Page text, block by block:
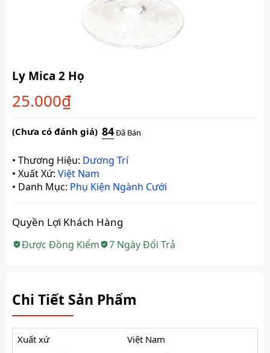
Ly Mica 2 Họ
(Chưa có đánh giá) 84Đã Bán
25.000₫
• Thương Hiệu: Dương Trí
• Xuất Xứ: Việt Nam
• Danh Mục: Phụ Kiện Ngành Cưới
Quyền Lợi Khách Hàng
Được Đồng Kiểm 7 Ngày Đổi Trả
Chi Tiết Sản Phẩm
Xuất xứ
Việt Nam